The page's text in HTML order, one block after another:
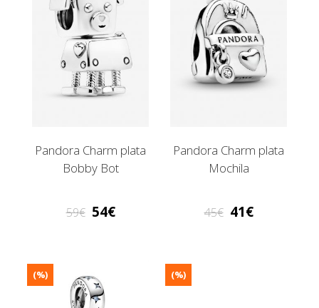
Pandora Charm plata
Bobby Bot
59 54
Pandora Charm plata
Mochila
45 41
(%) (%)